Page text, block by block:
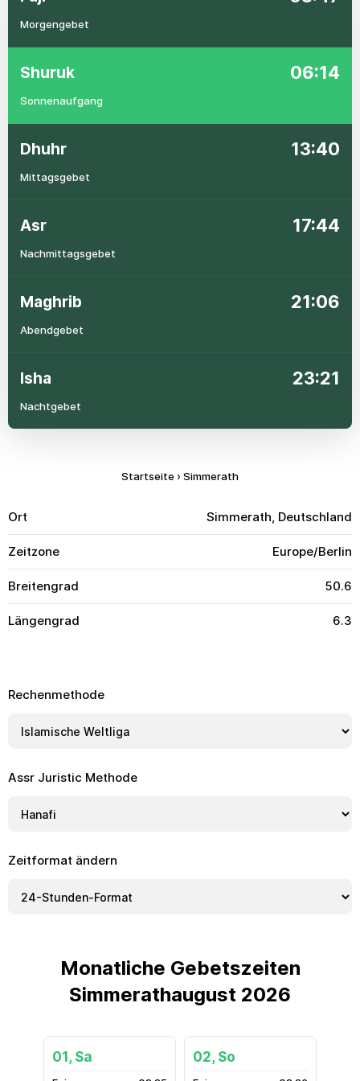
Morgengebet
Shuruk 06:14
Sonnenaufgang
Dhuhr 13:40
Mittagsgebet
Asr 17:44
Nachmittagsgebet
Maghrib 21:06
Abendgebet
Isha 23:21
Nachtgebet
Startseite › Simmerath
Ort Simmerath, Deutschland
Zeitzone Europe/Berlin
Breitengrad 50.6
Längengrad 6.3
Rechenmethode
Assr Juristic Methode
Zeitformat ändern
Monatliche Gebetszeiten
Simmerathaugust 2026
01, Sa 02, So